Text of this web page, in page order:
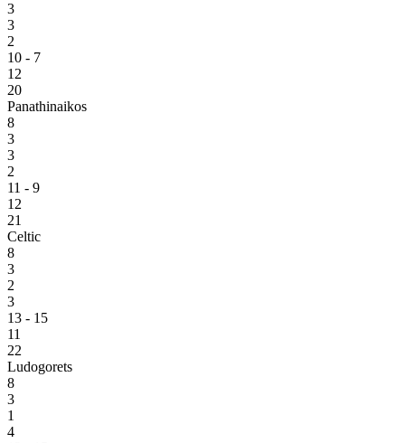
3
3
2
10 - 7
12
20
Panathinaikos
8
3
3
2
11 - 9
12
21
Celtic
8
3
2
3
13 - 15
11
22
Ludogorets
8
3
1
4